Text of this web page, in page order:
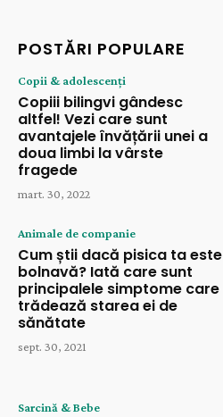
POSTĂRI POPULARE
Copii & adolescenți
Copiii bilingvi gândesc
altfel! Vezi care sunt
avantajele învățării unei a
doua limbi la vârste
fragede
mart. 30, 2022
Animale de companie
Cum știi dacă pisica ta este
bolnavă? Iată care sunt
principalele simptome care
trădează starea ei de
sănătate
sept. 30, 2021
Sarcină & Bebe